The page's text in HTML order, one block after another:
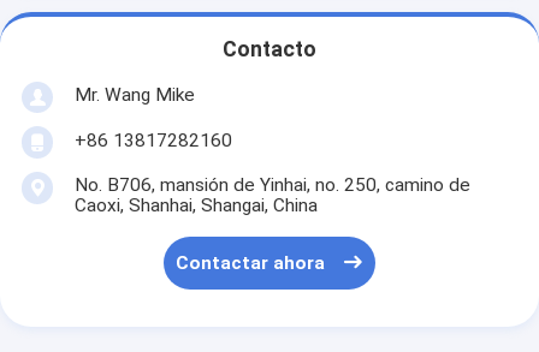
Contacto
Mr. Wang Mike
+86 13817282160
No. B706, mansión de Yinhai, no. 250, camino de
Caoxi, Shanhai, Shangai, China
Contactar ahora